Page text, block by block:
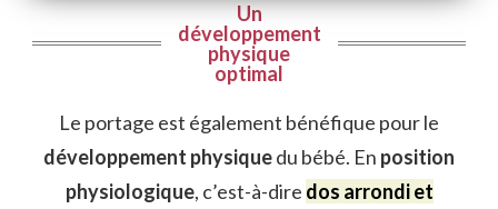
Un
développement
physique
optimal
Le portage est également bénéfique pour le
développement physiquedu bébé. En position
physiologique, c’est-à-dire dos arrondi et